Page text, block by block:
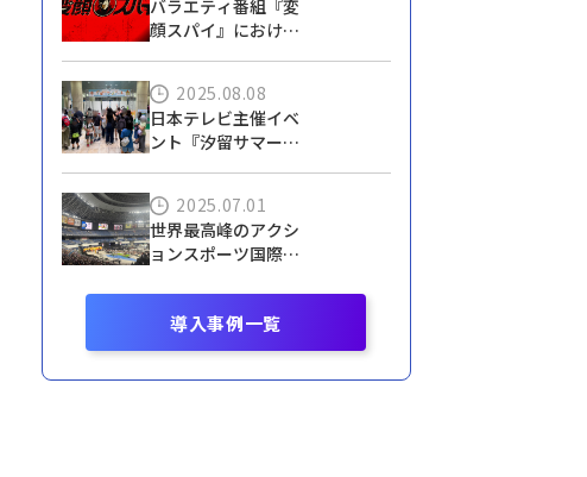
バラエティ番組『変
顔スパイ』における
2025.08.08
日本テレビ主催イベ
ント『汐留サマース
2025.07.01
世界最高峰のアクシ
ョンスポーツ国際大
ータ連携で会場ビジ
ョン表示を自動化！
導入事例一覧